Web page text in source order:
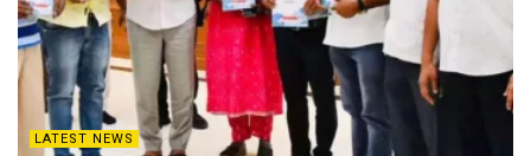
LATEST NEWS